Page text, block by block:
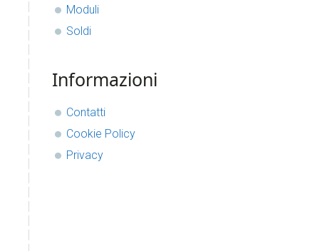
Moduli
Soldi
Informazioni
Contatti
Cookie Policy
Privacy